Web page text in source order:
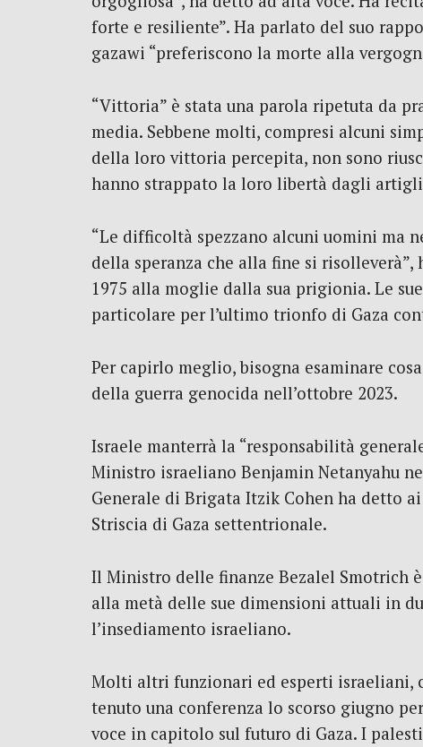
forte e resiliente”. Ha parlato del suo
gazawi “preferiscono la morte alla
“Vittoria” è stata una parola ripetuta da
media. Sebbene molti, compresi alcuni
della loro vittoria percepita, non sono
hanno strappato la loro libertà dagli
“Le difficoltà spezzano alcuni uomini ma
della speranza che alla fine si
1975 alla moglie dalla sua prigionia. Le
particolare per l’ultimo trionfo di Gaza
Per capirlo meglio, bisogna esaminare
della guerra genocida nell’ottobre 2023.
Israele manterrà la “responsabilità
Ministro israeliano Benjamin Netanyahu
Generale di Brigata Itzik Cohen ha detto
Striscia di Gaza settentrionale.
Il Ministro delle finanze Bezalel Smotrich
alla metà delle sue dimensioni attuali in
l’insediamento israeliano.
Molti altri funzionari ed esperti israeliani,
tenuto una conferenza lo scorso giugno
voce in capitolo sul futuro di Gaza. I